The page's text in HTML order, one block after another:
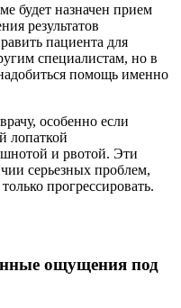
будет назначен прием
результатов
пациента для
специалистам, но в
помощь именно
особенно если
лопаткой
и рвотой. Эти
серьезных проблем,
прогрессировать.
ощущения под